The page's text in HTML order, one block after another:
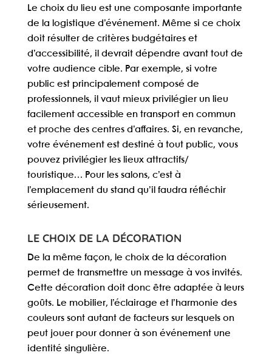
Le choix du lieu est une composante importante
de la logistique d’événement. Même si ce choix
doit résulter de critères budgétaires et
d’accessibilité, il devrait dépendre avant tout de
votre audience cible. Par exemple, si votre
public est principalement composé de
professionnels, il vaut mieux privilégier un lieu
facilement accessible en transport en commun
et proche des centres d’affaires. Si, en revanche,
votre événement est destiné à tout public, vous
pouvez privilégier les lieux attractifs/
touristique… Pour les salons, c’est à
l’emplacement du stand qu’il faudra réfléchir
sérieusement.
LE CHOIX DE LA DÉCORATION
De la même façon, le choix de la décoration
permet de transmettre un message à vos invités.
Cette décoration doit donc être adaptée à leurs
goûts. Le mobilier, l’éclairage et l’harmonie des
couleurs sont autant de facteurs sur lesquels on
peut jouer pour donner à son événement une
identité singulière.